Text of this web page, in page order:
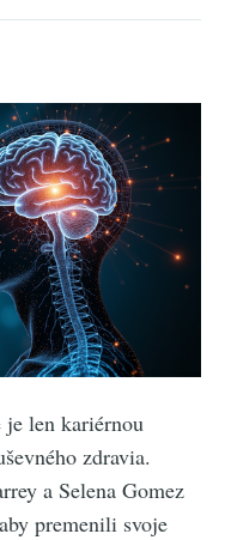
len kariérnou
zdravia.
a Selena Gomez
premenili svoje